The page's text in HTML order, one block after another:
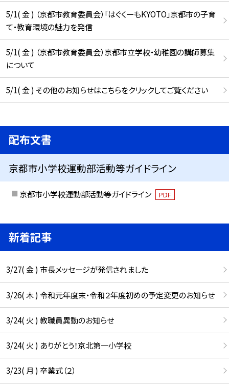
5/1( 金 ) （京都市教育委員会）「はぐくーもKYOTO」京都市の子育
て・教育環境の魅力を発信
5/1( 金 ) （京都市教育委員会）京都市立学校・幼稚園の講師募集
について
5/1( 金 ) その他のお知らせはこちらをクリックしてご覧ください
配布文書
京都市小学校運動部活動等ガイドライン
京都市小学校運動部活動等ガイドライン PDF
新着記事
3/27( 金 ) 市長メッセージが発信されました
3/26( 木 ) 令和元年度末・令和２年度初めの予定変更のお知らせ
3/24( 火 ) 教職員異動のお知らせ
3/24( 火 ) ありがとう！京北第一小学校
3/23( 月 ) 卒業式（２）